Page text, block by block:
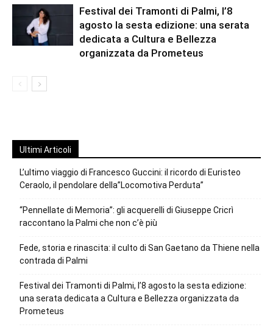
Festival dei Tramonti di Palmi, l’8
agosto la sesta edizione: una serata
dedicata a Cultura e Bellezza
organizzata da Prometeus
Ultimi Articoli
L’ultimo viaggio di Francesco Guccini: il ricordo di Euristeo
Ceraolo, il pendolare della”Locomotiva Perduta”
“Pennellate di Memoria”: gli acquerelli di Giuseppe Cricrì
raccontano la Palmi che non c’è più
Fede, storia e rinascita: il culto di San Gaetano da Thiene nella
contrada di Palmi
Festival dei Tramonti di Palmi, l’8 agosto la sesta edizione:
una serata dedicata a Cultura e Bellezza organizzata da
Prometeus